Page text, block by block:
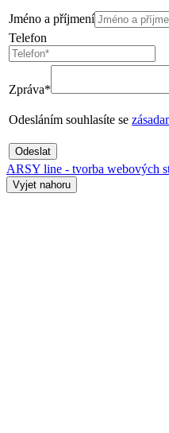
Jméno a příjmení
Telefon
Zpráva*
Odesláním souhlasíte se
Odeslat
ARSY line - tvorba webových
Vyjet nahoru